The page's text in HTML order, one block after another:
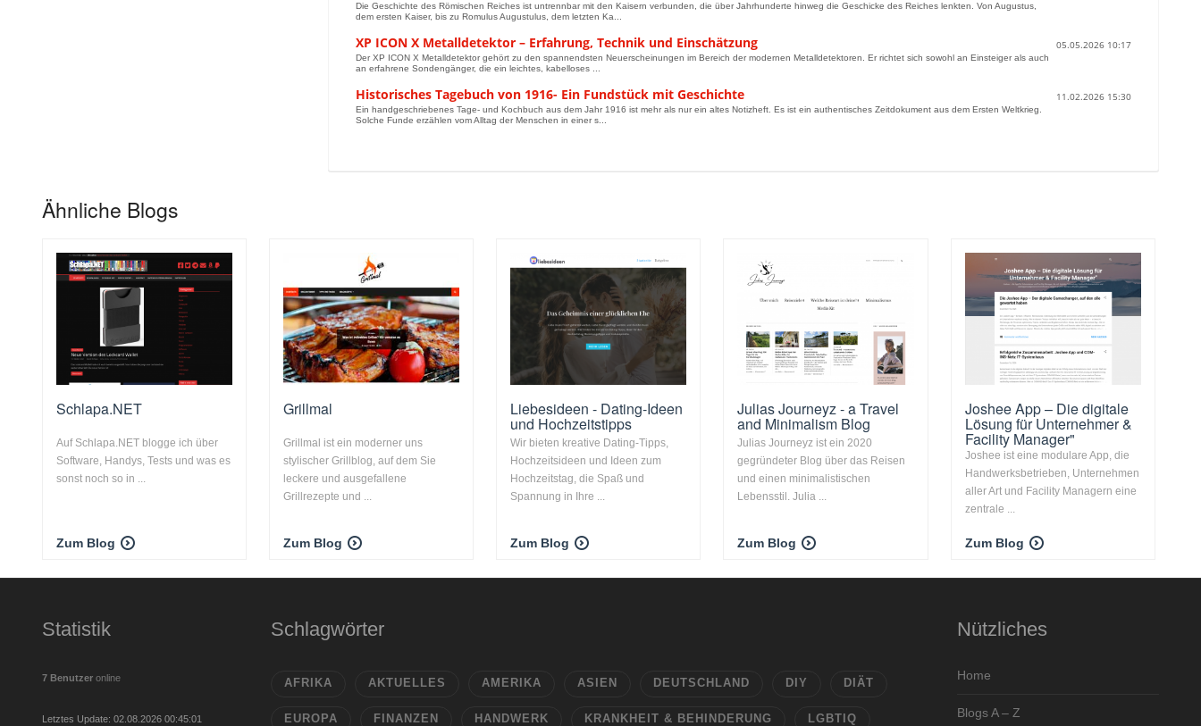
Die Geschichte des Römischen Reiches ist untrennbar mit den Kaisern verbunden, die über Jahrhunderte hinweg die Geschicke des Reiches lenkten. Von Augustus,
dem ersten Kaiser, bis zu Romulus Augustulus, dem letzten Ka...
XP ICON X Metalldetektor – Erfahrung, Technik und Einschätzung 05.05.2026 10:17
Der XP ICON X Metalldetektor gehört zu den spannendsten Neuerscheinungen im Bereich der modernen Metalldetektoren. Er richtet sich sowohl an Einsteiger als auch
an erfahrene Sondengänger, die ein leichtes, kabelloses ...
Historisches Tagebuch von 1916- Ein Fundstück mit Geschichte 11.02.2026 15:30
Ein handgeschriebenes Tage- und Kochbuch aus dem Jahr 1916 ist mehr als nur ein altes Notizheft. Es ist ein authentisches Zeitdokument aus dem Ersten Weltkrieg.
Solche Funde erzählen vom Alltag der Menschen in einer s...
Ähnliche Blogs
Schlapa.NET
Auf Schlapa.NET blogge ich über
Software, Handys, Tests und was es
sonst noch so in ...
Zum Blog
Grillmal
Grillmal ist ein moderner uns
stylischer Grillblog, auf dem Sie
leckere und ausgefallene
Grillrezepte und ...
Zum Blog
Liebesideen - Dating-Ideen
und Hochzeitstipps
Wir bieten kreative Dating-Tipps,
Hochzeitsideen und Ideen zum
Hochzeitstag, die Spaß und
Spannung in Ihre ...
Zum Blog
Julias Journeyz - a Travel
and Minimalism Blog
Julias Journeyz ist ein 2020
gegründeter Blog über das Reisen
und einen minimalistischen
Lebensstil. Julia ...
Zum Blog
Joshee App – Die digitale
Lösung für Unternehmer &
Facility Manager"
Joshee ist eine modulare App, die
Handwerksbetrieben, Unternehmen
aller Art und Facility Managern eine
zentrale ...
Zum Blog
Statistik
7 Benutzer online
Letztes Update: 02.08.2026 00:45:01
Schlagwörter
AFRIKA AKTUELLES AMERIKA ASIEN DEUTSCHLAND DIY DIÄT
EUROPA FINANZEN HANDWERK KRANKHEIT & BEHINDERUNG LGBTIQ
Nützliches
Home
Blogs A – Z